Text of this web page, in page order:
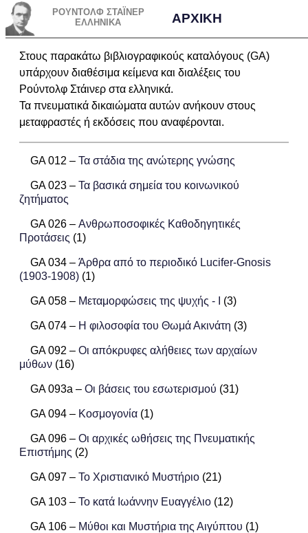
ΡΟΥΝΤΟΛΦ ΣΤΑΪΝΕΡ
ΕΛΛΗΝΙΚΑ
ΑΡΧΙΚΗ
ΑΝΑΖΗΤΗΣΗ
Στους παρακάτω βιβλιογραφικούς καταλόγους (GA)
υπάρχουν διαθέσιμα κείμενα και διαλέξεις του
Ρούντολφ Στάινερ στα ελληνικά.
Τα πνευματικά δικαιώματα αυτών ανήκουν στους
μεταφραστές ή εκδόσεις που αναφέρονται.
GA 012 – Τα στάδια της ανώτερης γνώσης
GA 023 – Τα βασικά σημεία του κοινωνικού
ζητήματος
GA 026 – Ανθρωποσοφικές Καθοδηγητικές
Προτάσεις (1)
GA 034 – Άρθρα από το περιοδικό Lucifer-Gnosis
(1903-1908) (1)
GA 058 – Μεταμορφώσεις της ψυχής - I (3)
GA 074 – Η φιλοσοφία του Θωμά Ακινάτη (3)
GA 092 – Οι απόκρυφες αλήθειες των αρχαίων
μύθων (16)
GA 093a – Οι βάσεις του εσωτερισμού (31)
GA 094 – Κοσμογονία (1)
GA 096 – Οι αρχικές ωθήσεις της Πνευματικής
Επιστήμης (2)
GA 097 – Το Χριστιανικό Μυστήριο (21)
GA 103 – Το κατά Ιωάννην Ευαγγέλιο (12)
GA 106 – Μύθοι και Μυστήρια της Αιγύπτου (1)